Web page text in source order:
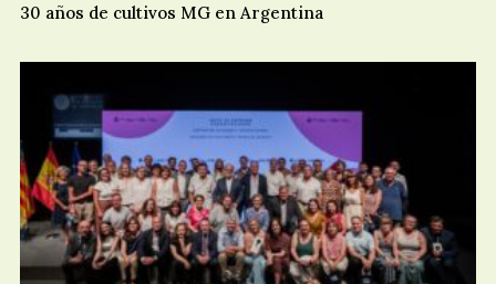
30 años de cultivos MG en Argentina